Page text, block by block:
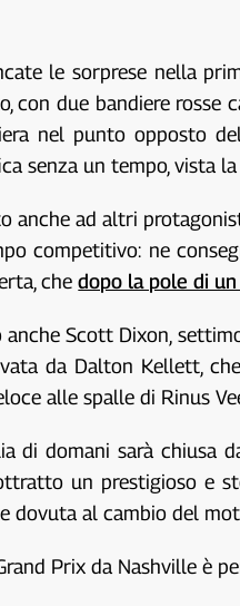
le sorprese nella
due bandiere rosse
nel punto opposto
senza un tempo, vista
anche ad altri
competitivo: ne
chedopo la pole di
Scott Dixon,
da Dalton Kellett,
alle spalle di Rinus
di domani sarà chiusa
un prestigioso e
dovuta al cambio del
Prix da Nashville è